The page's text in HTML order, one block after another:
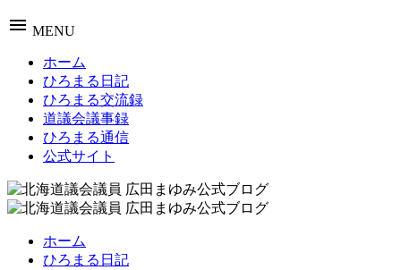
menu MENU
ホーム
ひろまる日記
ひろまる交流録
道議会議事録
ひろまる通信
公式サイト
ホーム
ひろまる日記